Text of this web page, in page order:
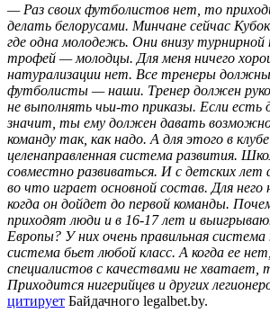
— Раз своих футболистов нет, то
делать белорусами. Минчане сейчас
где одна молодежь. Они внизу
трофей — молодцы. Для меня ничего
натурализации нет. Все тренеры
футболисты — наши. Тренер должен
не выполнять чьи-то приказы. Если есть
значит, ты ему должен давать
команду так, как надо. А для этого в
целенаправленная система развития.
совместно развиваться. И с детских лет
во что играет основной состав. Для него
когда он дойдет до первой команды.
приходят люди и в 16-17 лет и
Европы? У них очень правильная
система бьет любой класс. А когда ее
специалистов с качествами не хватает,
Приходится нигерийцев и других
цитирует Байдачного legalbet.by.